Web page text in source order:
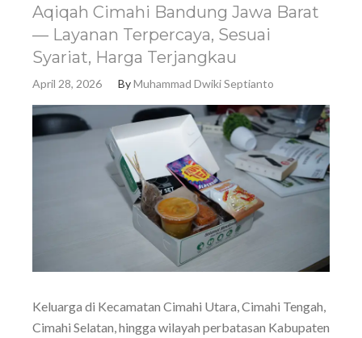
Aqiqah Cimahi Bandung Jawa Barat
— Layanan Terpercaya, Sesuai
Syariat, Harga Terjangkau
April 28, 2026 ByMuhammad Dwiki Septianto
Keluarga di Kecamatan Cimahi Utara, Cimahi Tengah,
Cimahi Selatan, hingga wilayah perbatasan Kabupaten